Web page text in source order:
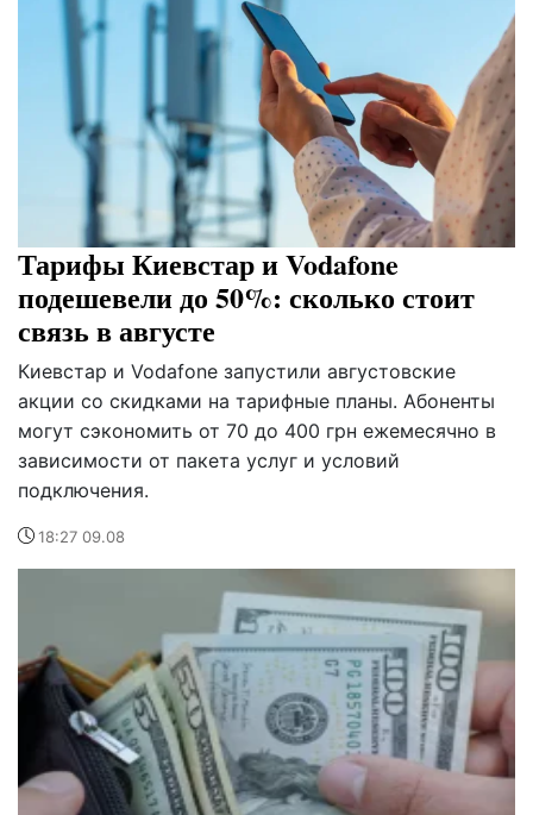
Тарифы Киевстар и Vodafone
подешевели до 50%: сколько стоит
связь в августе
Киевстар и Vodafone запустили августовские
акции со скидками на тарифные планы. Абоненты
могут сэкономить от 70 до 400 грн ежемесячно в
зависимости от пакета услуг и условий
подключения.
18:27 09.08